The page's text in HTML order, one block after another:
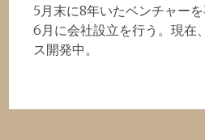
5月末に8年いたベンチャーを
6月に会社設立を行う。現在
ス開発中。